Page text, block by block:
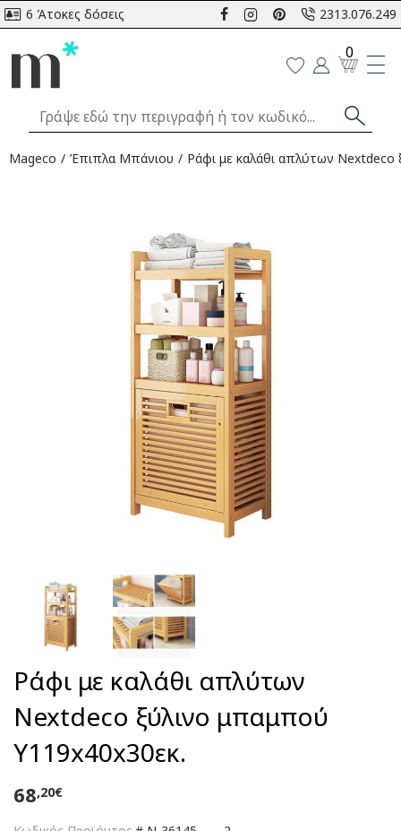
6 Άτοκες δόσεις 2313.076.249
0
Mageco Έπιπλα Μπάνιου Ράφι με καλάθι απλύτων
Ράφι με καλάθι απλύτων
Nextdeco ξύλινο μπαμπού
Υ119x40x30εκ.
68,20€